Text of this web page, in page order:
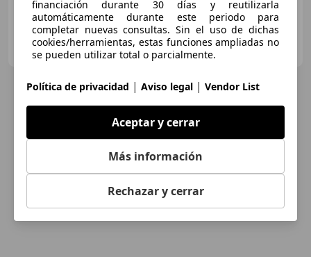
DRIVIM
ES-08915 BADALONA
financiación durante 30 días y reutilizarla
automáticamente durante este periodo para
completar nuevas consultas. Sin el uso de dichas
cookies/herramientas, estas funciones ampliadas no
se pueden utilizar total o parcialmente.
Política de privacidad | Aviso legal | Vendor List
Aceptar y cerrar
Más información
Rechazar y cerrar